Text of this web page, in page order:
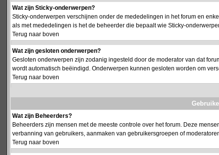
Wat zijn Sticky-onderwerpen?
Sticky-onderwerpen verschijnen onder de mededelingen in het forum en
als met mededelingen is het de beheerder die bepaalt wie Sticky-
Terug naar boven
Wat zijn gesloten onderwerpen?
Gesloten onderwerpen zijn zodanig ingesteld door de moderator van dat
wordt automatisch beëindigd. Onderwerpen kunnen gesloten worden om
Terug naar boven
Wat zijn Beheerders?
Beheerders zijn mensen met de meeste controle over het forum. Deze
verbanning van gebruikers, aanmaken van gebruikersgroepen of
Terug naar boven